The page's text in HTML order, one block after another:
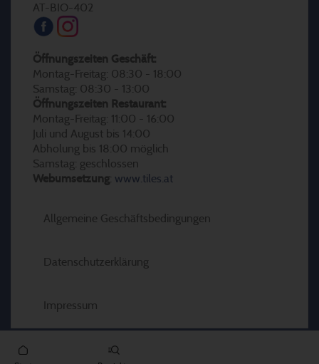
AT-BIO-402
Öffnungszeiten Geschäft:
Montag-Freitag: 08:30 - 18:00
Samstag: 08:30 - 13:00
Öffnungszeiten Restaurant:
Montag-Freitag: 11:00 - 16:00
Juli und August bis 14:00
Abholung bis 18:00 möglich
Samstag: geschlossen
Webumsetzung: www.tiles.at
Allgemeine Geschäftsbedingungen
Datenschutzerklärung
Impressum